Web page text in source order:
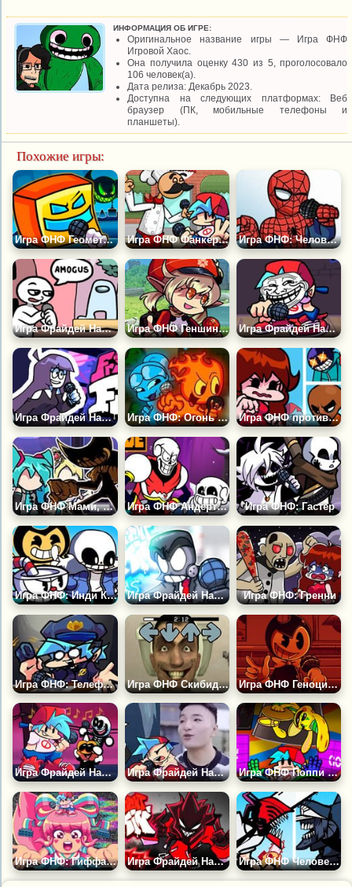
ИНФОРМАЦИЯ ОБ ИГРЕ:
Оригинальное название игры — Игра ФНФ
Игровой Хаос.
Она получила оценку 430 из 5, проголосовало
106 человек(а).
Дата релиза: Декабрь 2023.
Доступна на следующих платформах: Веб
браузер (ПК, мобильные телефоны и
планшеты).
Похожие игры:
Игра ФНФ Геометрия Даш Игра ФНФ Фанкерия: Папа Луи Игра ФНФ: Человек Паук
Игра Фрайдей Найт Фанкин: Амогус Игра ФНФ Геншин Импакт Игра Фрайдей Найт Фанкин: Троллфейс
Игра Фрайдей Найт Фанкин: Еееаааооо и Лила Игра ФНФ: Огонь и Вода Игра ФНФ против Гёрлфренд
Игра ФНФ Мами, Мику и Бенди поют Мёртвая Надежда Игра ФНФ Андертейл: Папирус Игра ФНФ: Гастер
Игра ФНФ: Инди Кросс Игра Фрайдей Найт Фанкин: Андерс Игра ФНФ: Гренни
Игра ФНФ: Телефонный Парень ФНАФ Игра ФНФ Скибиди Туалет Тейковер Игра ФНФ Геноцид Бенди
Игра Фрайдей Найт Фанкин: Найди Ноты Игра Фрайдей Найт Фанкин: Супер Айдол Игра ФНФ Поппи Плейтайм: Кролик Бонзо
Игра ФНФ: Гиффани Игра Фрайдей Найт Фанкин: Аготи Игра ФНФ Человек Бензопила против Человека Катаны